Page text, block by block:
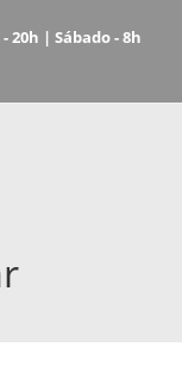
20h | Sábado - 8h